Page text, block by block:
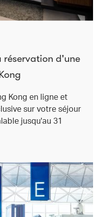
réservation d'une
Kong en ligne et
sur votre séjour
jusqu'au 31